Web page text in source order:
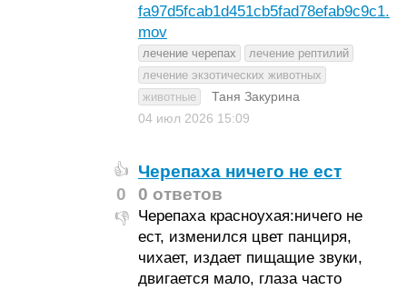
fa97d5fcab1d451cb5fad78efab9c9c1.
mov
лечение черепах
лечение рептилий
лечение экзотических животных
животные
Таня Закурина
04 июл 2026 15:09
👍
0
👎
Черепаха ничего не ест
0 ответов
Черепаха красноухая:ничего не
ест, изменился цвет панциря,
чихает, издает пищащие звуки,
двигается мало, глаза часто